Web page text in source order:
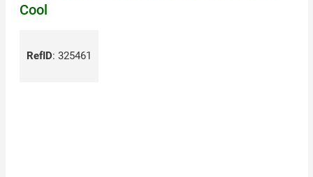
Cool
RefID: 325461